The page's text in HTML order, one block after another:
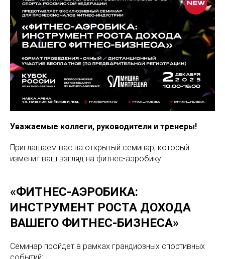
Уважаемые коллеги, руководители и тренеры!
Приглашаем вас на открытый семинар, который
изменит ваш взгляд на фитнес-аэробику:
«ФИТНЕС-АЭРОБИКА:
ИНСТРУМЕНТ РОСТА ДОХОДА
ВАШЕГО ФИТНЕС-БИЗНЕСА»
Семинар пройдет в рамках грандиозных спортивных